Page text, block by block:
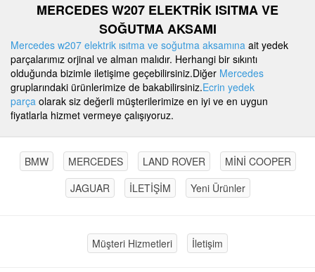
MERCEDES W207 ELEKTRİK ISITMA VE
SOĞUTMA AKSAMI
Mercedes w207 elektrik ısıtma ve soğutma aksamına ait yedek
parçalarımız orjinal ve alman malıdır. Herhangi bir sıkıntı
olduğunda bizimle iletişime geçebilirsiniz.Diğer Mercedes
gruplarındaki ürünlerimize de bakabilirsiniz.Ecrin yedek
parça olarak siz değerli müşterilerimize en iyi ve en uygun
fiyatlarla hizmet vermeye çalışıyoruz.
BMW MERCEDES LAND ROVER
MİNİ COOPER
JAGUAR
İLETİŞİM Yeni Ürünler
Müşteri Hizmetleri İletişim